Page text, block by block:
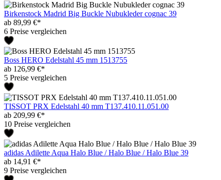
Birkenstock Madrid Big Buckle Nubukleder cognac 39
ab 89,99 €*
6 Preise vergleichen
Boss HERO Edelstahl 45 mm 1513755
ab 126,99 €*
5 Preise vergleichen
TISSOT PRX Edelstahl 40 mm T137.410.11.051.00
ab 209,99 €*
10 Preise vergleichen
adidas Adilette Aqua Halo Blue / Halo Blue / Halo Blue 39
ab 14,91 €*
9 Preise vergleichen